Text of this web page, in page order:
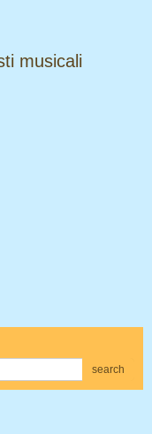
musicali
search